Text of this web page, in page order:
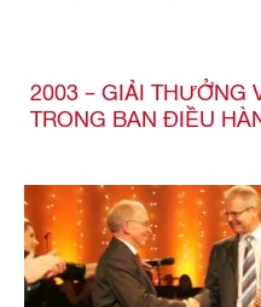
2003 – GIẢI THƯỞNG
TRONG BAN ĐIỀU